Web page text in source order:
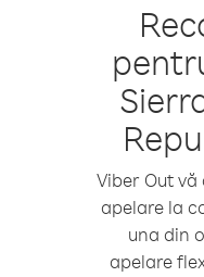
Viber Out
apelare la
una din
apelare